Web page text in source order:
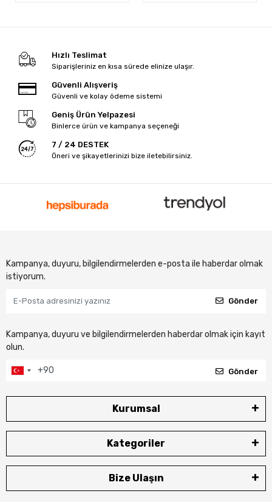
Hızlı Teslimat
Siparişleriniz en kısa sürede elinize ulaşır.
Güvenli Alışveriş
Güvenli ve kolay ödeme sistemi
Geniş Ürün Yelpazesi
Binlerce ürün ve kampanya seçeneği
7 / 24 DESTEK
Öneri ve şikayetlerinizi bize iletebilirsiniz.
Kampanya, duyuru, bilgilendirmelerden e-posta ile haberdar olmak
istiyorum.
Gönder
Kampanya, duyuru ve bilgilendirmelerden haberdar olmak için kayıt
olun.
Gönder
Kurumsal
Kategoriler
Bize Ulaşın